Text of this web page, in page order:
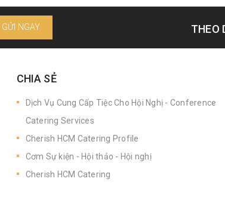
GỬI NGAY THEO
CHIA SẺ
Dịch Vụ Cung Cấp Tiệc Cho Hội Nghị - Conference
Catering Services
Cherish HCM Catering Profile
Cơm Sự kiện - Hội thảo - Hội nghị
Cherish HCM Catering